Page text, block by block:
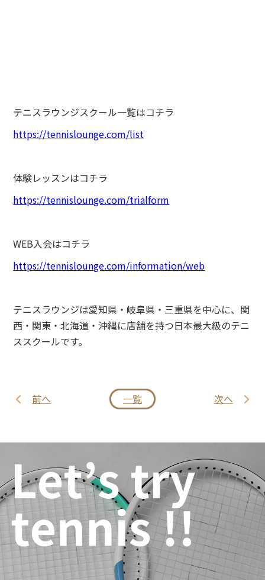
テニスラウンジスクール一覧はコチラ
https://tennislounge.com/list
体験レッスンはコチラ
https://tennislounge.com/trialform
WEB入会はコチラ
https://tennislounge.com/information/web
テニスラウンジは愛知県・岐阜県・三重県を中心に、関
西・関東・北海道・沖縄に店舗を持つ日本最大級のテニ
ススクールです。
前へ 一覧 次へ